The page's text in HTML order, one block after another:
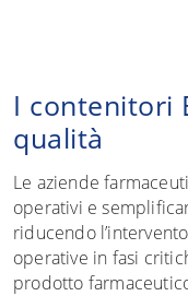
I contenitori
qualità
Le aziende
operativi e
riducendo
operative in fasi
prodotto